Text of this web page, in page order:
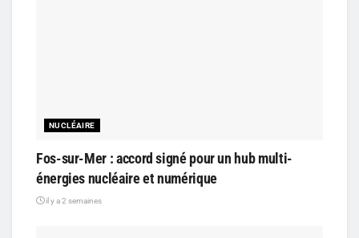
NUCLÉAIRE
Fos-sur-Mer : accord signé pour un hub multi-
énergies nucléaire et numérique
il y a 2 semaines